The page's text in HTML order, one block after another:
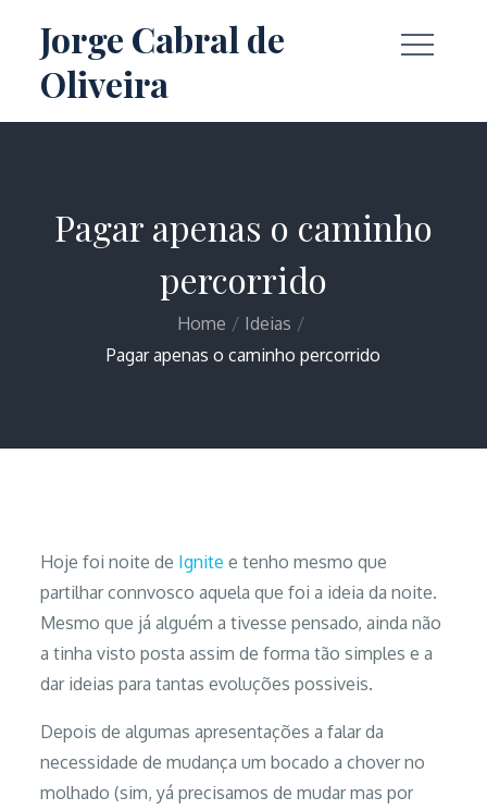
content
Jorge Cabral de
Oliveira
Pagar apenas o caminho
percorrido
Home
Ideias
Pagar apenas o caminho percorrido
Hoje foi noite de Ignite e tenho mesmo que
partilhar connvosco aquela que foi a ideia da noite.
Mesmo que já alguém a tivesse pensado, ainda não
a tinha visto posta assim de forma tão simples e a
dar ideias para tantas evoluções possiveis.
Depois de algumas apresentações a falar da
necessidade de mudança um bocado a chover no
molhado (sim, yá precisamos de mudar mas por